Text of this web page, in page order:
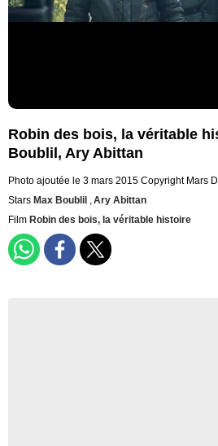
Robin des bois, la véritable
Boublil, Ary Abittan
Photo ajoutée le 3 mars 2015 Copyright Mars
Stars Max Boublil ,Ary Abittan
Film Robin des bois, la véritable histoire